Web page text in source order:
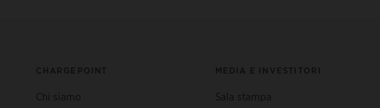
CHARGEPOINT
Chi siamo
MEDIA E INVESTITORI
Sala stampa